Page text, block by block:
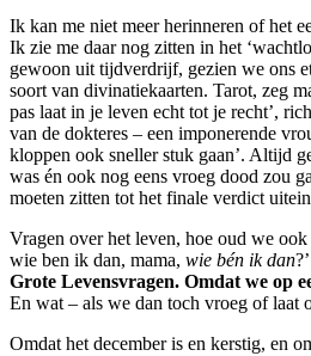
Ik kan me niet meer herinneren of het
Ik zie me daar nog zitten in het
gewoon uit tijdverdrijf, gezien we ons
soort van divinatiekaarten. Tarot, zeg
pas laat in je leven echt tot je recht’,
van de dokteres – een imponerende
kloppen ook sneller stuk gaan’. Altijd
was én ook nog eens vroeg dood zou
moeten zitten tot het finale verdict
Vragen over het leven, hoe oud we
wie ben ik dan, mama, wie bén ik dan
Grote Levensvragen. Omdat we op
En wat – als we dan toch vroeg of laat
Omdat het december is en kerstig, en